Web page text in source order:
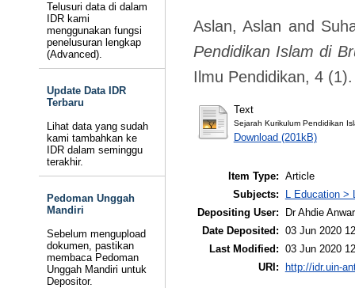
Telusuri data di dalam
IDR kami
menggunakan fungsi
penelusuran lengkap
(Advanced).
Update Data IDR
Terbaru
Lihat data yang sudah
kami tambahkan ke
IDR dalam seminggu
terakhir.
Pedoman Unggah
Mandiri
Sebelum mengupload
dokumen, pastikan
membaca Pedoman
Unggah Mandiri untuk
Depositor.
Aslan, Aslan and
Pendidikan Islam di
Ilmu Pendidikan, 4
Text
Sejarah Kurikulum Pendidikan
Download (201kB)
Item Type: Article
Subjects:
L Education
Depositing User:
Dr Ahdie
Date Deposited: 03 Jun 2020
Last Modified: 03 Jun 2020
URI:
http://idr.uin-